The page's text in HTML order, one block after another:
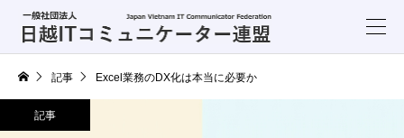
記事 Excel業務のDX化は本当に必要か
記事